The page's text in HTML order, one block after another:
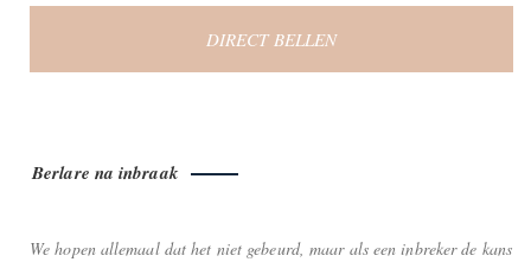
DIRECT BELLEN
Berlare na inbraak
We hopen allemaal dat het niet gebeurd, maar als een inbreker de kans